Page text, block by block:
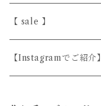
斎藤奈月
シサム工房
益子焼
磁器
天然木
シンプル
上品
【 sale 】
【Instagramでご紹介】